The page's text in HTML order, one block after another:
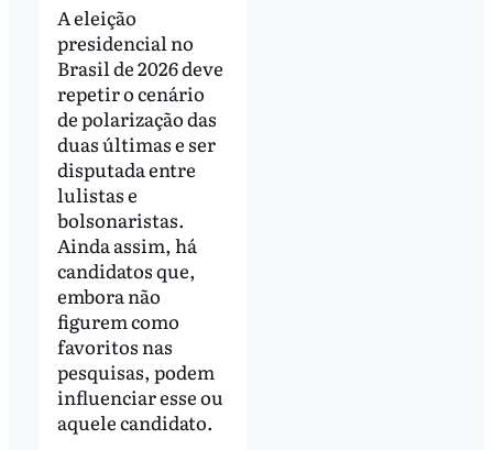
A eleição
presidencial no
Brasil de 2026 deve
repetir o cenário
de polarização das
duas últimas e ser
disputada entre
lulistas e
bolsonaristas.
Ainda assim, há
candidatos que,
embora não
figurem como
favoritos nas
pesquisas, podem
influenciar esse ou
aquele candidato.